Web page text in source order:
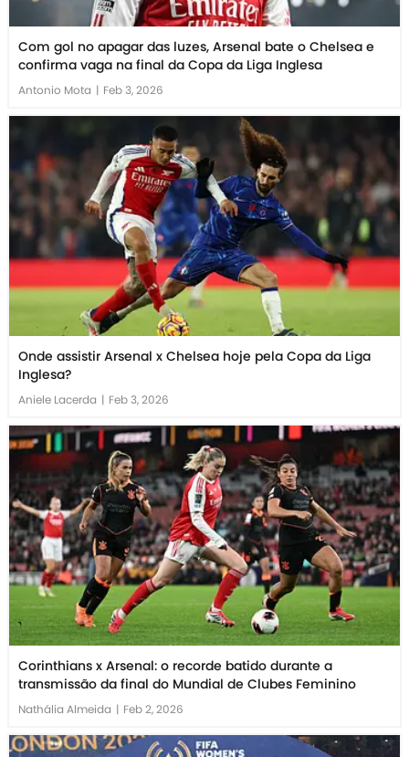
Com gol no apagar das luzes, Arsenal bate o Chelsea e
confirma vaga na final da Copa da Liga Inglesa
Antonio Mota | Feb 3, 2026
Onde assistir Arsenal x Chelsea hoje pela Copa da Liga
Inglesa?
Aniele Lacerda | Feb 3, 2026
Corinthians x Arsenal: o recorde batido durante a
transmissão da final do Mundial de Clubes Feminino
Nathália Almeida | Feb 2, 2026